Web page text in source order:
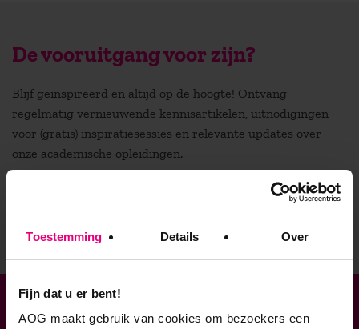
Toestemming Details Over
Fijn dat u er bent!
AOG maakt gebruik van cookies om bezoekers een
De vooruitgang voor zijn?
Blijf geïnspireerd en altijd op de hoogte! Ontvang
regelmatig vernieuwende kennisartikelen, uitnodigingen
voor (gratis) inspiratiesessies en relevante updates over
onze academische opleidingen.
Verbonden aan